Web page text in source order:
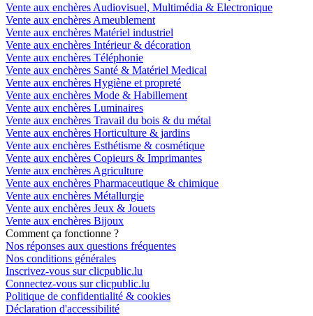
Vente aux enchères Audiovisuel, Multimédia & Electronique
Vente aux enchères Ameublement
Vente aux enchères Matériel industriel
Vente aux enchères Intérieur & décoration
Vente aux enchères Téléphonie
Vente aux enchères Santé & Matériel Medical
Vente aux enchères Hygiène et propreté
Vente aux enchères Mode & Habillement
Vente aux enchères Luminaires
Vente aux enchères Travail du bois & du métal
Vente aux enchères Horticulture & jardins
Vente aux enchères Esthétisme & cosmétique
Vente aux enchères Copieurs & Imprimantes
Vente aux enchères Agriculture
Vente aux enchères Pharmaceutique & chimique
Vente aux enchères Métallurgie
Vente aux enchères Jeux & Jouets
Vente aux enchères Bijoux
Comment ça fonctionne ?
Nos réponses aux questions fréquentes
Nos conditions générales
Inscrivez-vous sur clicpublic.lu
Connectez-vous sur clicpublic.lu
Politique de confidentialité & cookies
Déclaration d'accessibilité